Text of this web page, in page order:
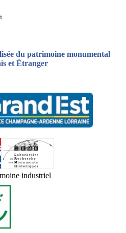
du patrimoine monumental
et Étranger